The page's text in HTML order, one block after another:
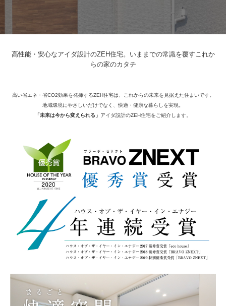
高性能・安心なアイダ設計のZEH住宅。いままでの常識を覆すこれか
らの家のカタチ
高い省エネ・省CO2効果を発揮するZEH住宅は、これからの未来を見据えた住まいです。
地域環境にやさしいだけでなく、快適・健康な暮らしを実現。
「未来は今から変えられる」 アイダ設計のZEH住宅をご紹介します。